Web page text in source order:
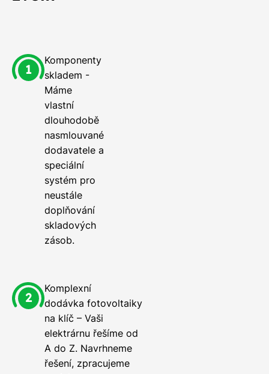
Komponenty
skladem -
Máme
vlastní
dlouhodobě
nasmlouvané
dodavatele a
speciální
systém pro
neustále
doplňování
skladových
zásob.
Komplexní
dodávka fotovoltaiky
na klíč – Vaši
elektrárnu řešíme od
A do Z. Navrhneme
řešení, zpracujeme